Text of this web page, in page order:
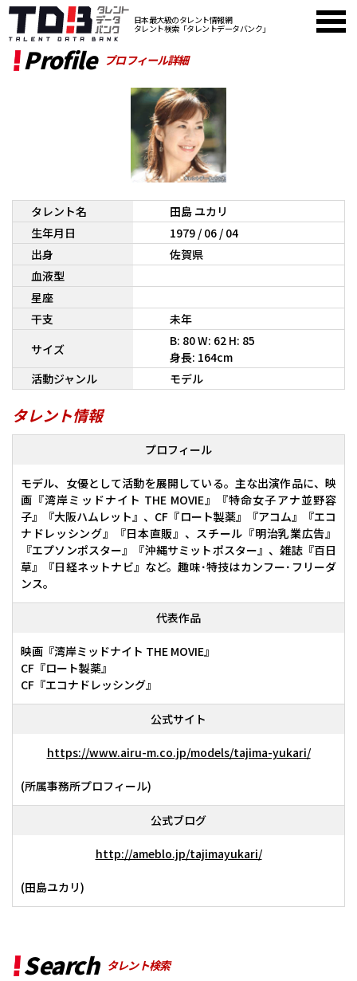
日本最大級のタレント情報網
タレント検索「タレントデータバンク」
Profile プロフィール詳細
タレント名
田島 ユカリ
生年月日
1979 / 06 / 04
出身
佐賀県
血液型
星座
干支
未年
サイズ
B: 80 W: 62 H: 85
身長: 164cm
活動ジャンル
モデル
タレント情報
プロフィール
モデル、女優として活動を展開している。主な出演作品に、映
画『湾岸ミッドナイト THE MOVIE』『特命女子アナ並野容
子』『大阪ハムレット』、CF『ロート製薬』『アコム』『エコ
ナドレッシング』『日本直販』、スチール『明治乳業広告』
『エプソンポスター』『沖縄サミットポスター』、雑誌『百日
草』『日経ネットナビ』など。趣味･特技はカンフー･フリーダ
ンス。
代表作品
映画『湾岸ミッドナイト THE MOVIE』
CF『ロート製薬』
CF『エコナドレッシング』
公式サイト
https://www.airu-m.co.jp/models/tajima-yukari/
(所属事務所プロフィール)
公式ブログ
http://ameblo.jp/tajimayukari/
(田島ユカリ)
Search タレント検索